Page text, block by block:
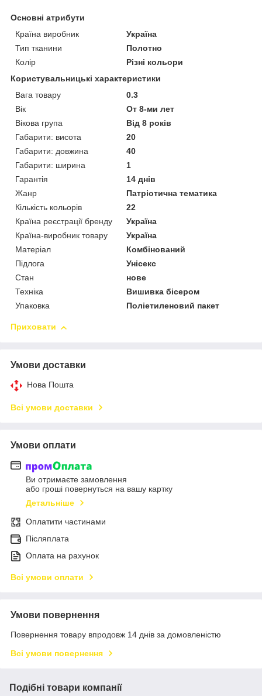
Основні атрибути
Країна виробник
Україна
Тип тканини
Полотно
Колір
Різні кольори
Користувальницькі характеристики
Вага товару
0.3
Вік
От 8-ми лет
Вікова група
Від 8 років
Габарити: висота
20
Габарити: довжина
40
Габарити: ширина
1
Гарантія
14 днів
Жанр
Патріотична тематика
Кількість кольорів
22
Країна реєстрації бренду
Україна
Країна-виробник товару
Україна
Матеріал
Комбінований
Підлога
Унісекс
Стан
нове
Техніка
Вишивка бісером
Упаковка
Поліетиленовий пакет
Приховати
Умови доставки
Нова Пошта
Всі умови доставки
Умови оплати
Ви отримаєте замовлення
або гроші повернуться на вашу картку
Детальніше
Оплатити частинами
Післяплата
Оплата на рахунок
Всі умови оплати
Умови повернення
Повернення товару впродовж 14 днів за домовленістю
Всі умови повернення
Подібні товари компанії